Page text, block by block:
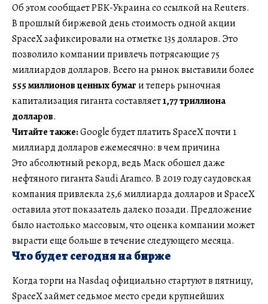
Об этом сообщает РБК-Украина со ссылкой на Reuters.
В прошлый биржевой день стоимость одной акции
SpaceX зафиксировали на отметке 135 долларов. Это
позволило компании привлечь потрясающие 75
миллиардов долларов. Всего на рынок выставили более
555 миллионов ценных бумаги теперь рыночная
капитализация гиганта составляет1,77 триллиона
долларов.
Читайте также:Google будет платить SpaceX почти 1
миллиард долларов ежемесячно: в чем причина
Это абсолютный рекорд, ведь Маск обошел даже
нефтяного гиганта Saudi Aramco. В 2019 году саудовская
компания привлекла 25,6 миллиарда долларов и SpaceX
оставила этот показатель далеко позади. Предложение
было настолько массовым, что оценка компании может
вырасти еще больше в течение следующего месяца.
Что будет сегодня на бирже
Когда торги на Nasdaq официально стартуют в пятницу,
SpaceX займет седьмое место среди крупнейших